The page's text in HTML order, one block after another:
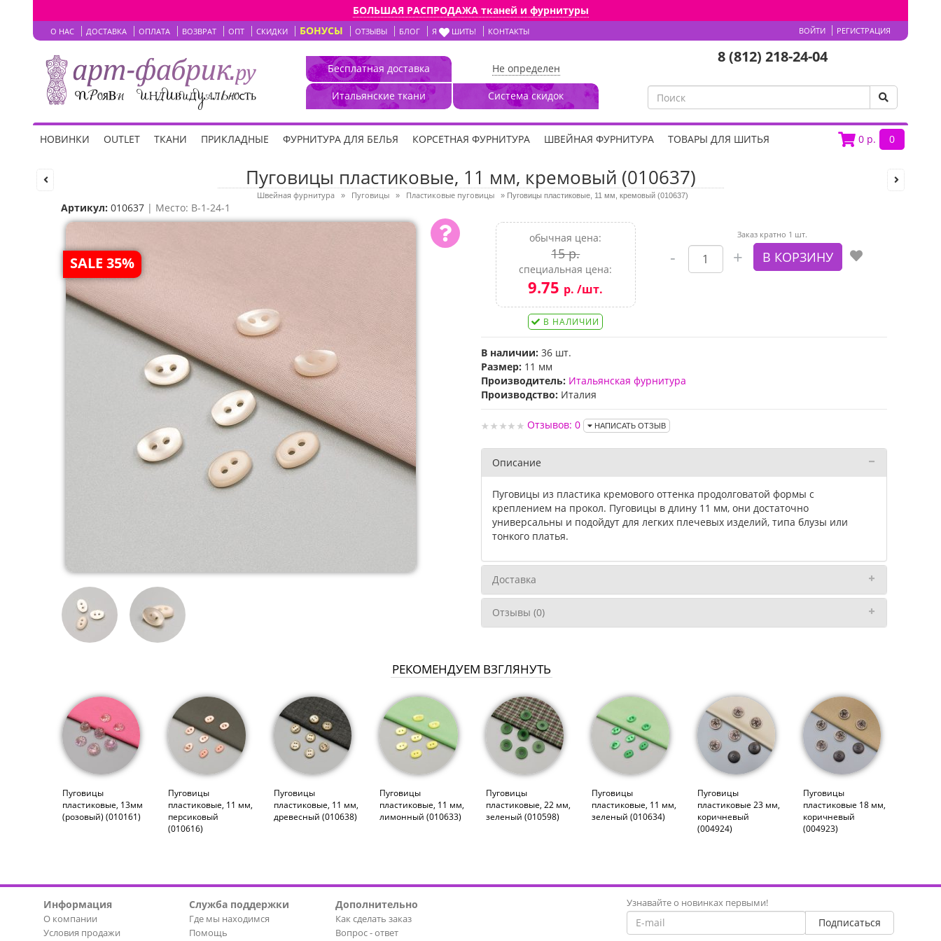
БОЛЬШАЯ РАСПРОДАЖА тканей и фурнитуры
О НАС ДОСТАВКА ОПЛАТА ВОЗВРАТ ОПТ СКИДКИ БОНУСЫ ОТЗЫВЫ БЛОГ Я ШИТЬ! КОНТАКТЫ ВОЙТИ РЕГИСТРАЦИЯ
Бесплатная доставка
Итальянские ткани
Не определен
Система скидок
8 (812) 218-24-04
0 р. 0
НОВИНКИ OUTLET ТКАНИ ПРИКЛАДНЫЕ ФУРНИТУРА ДЛЯ БЕЛЬЯ КОРСЕТНАЯ ФУРНИТУРА ШВЕЙНАЯ ФУРНИТУРА ТОВАРЫ ДЛЯ ШИТЬЯ
Пуговицы пластиковые, 11 мм, кремовый (010637)
Швейная фурнитура » Пуговицы » Пластиковые пуговицы » Пуговицы пластиковые, 11 мм, кремовый (010637)
Артикул: 010637 | Место: B-1-24-1
SALE 35%
обычная цена:
15 р.
специальная цена:
9.75 р. /шт.
В НАЛИЧИИ
Заказ кратно 1 шт.
В наличии: 36 шт.
Размер: 11 мм
Производитель: Итальянская фурнитура
Производство: Италия
Отзывов: 0 НАПИСАТЬ ОТЗЫВ
Описание
Пуговицы из пластика кремового оттенка продолговатой формы с
креплением на прокол. Пуговицы в длину 11 мм, они достаточно
универсальны и подойдут для легких плечевых изделий, типа блузы или
тонкого платья.
Доставка
Отзывы (0)
РЕКОМЕНДУЕМ ВЗГЛЯНУТЬ
Пуговицы
пластиковые, 13мм
(розовый) (010161)
Пуговицы
пластиковые, 11 мм,
персиковый
(010616)
Пуговицы
пластиковые, 11 мм,
древесный (010638)
Пуговицы
пластиковые, 11 мм,
лимонный (010633)
Пуговицы
пластиковые, 22 мм,
зеленый (010598)
Пуговицы
пластиковые, 11 мм,
зеленый (010634)
Пуговицы
пластиковые 23 мм,
коричневый
(004924)
Пуговицы
пластиковые 18 мм,
коричневый
(004923)
Информация
О компании
Условия продажи
Служба поддержки
Где мы находимся
Помощь
Дополнительно
Как сделать заказ
Вопрос - ответ
Узнавайте о новинках первыми!